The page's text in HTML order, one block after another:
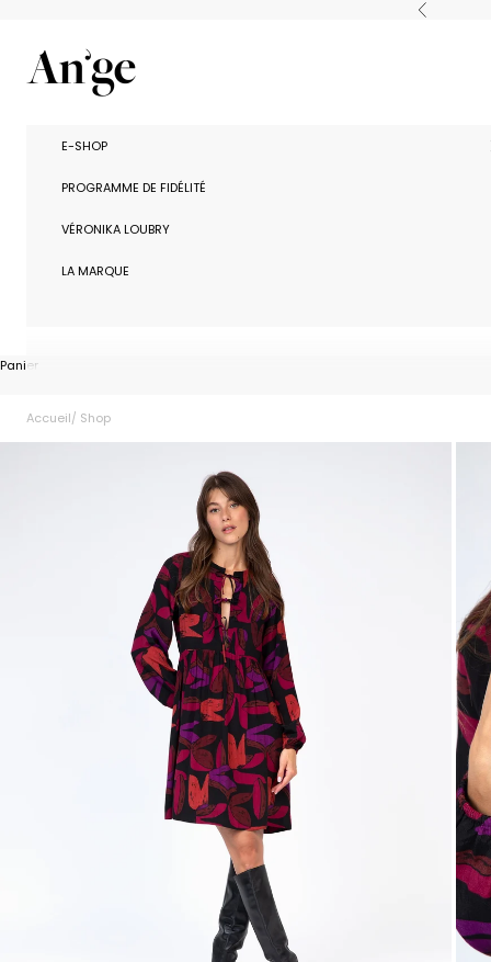
Précédent
Ange Paris
E-SHOP
PROGRAMME DE FIDÉLITÉ
VÉRONIKA LOUBRY
LA MARQUE
Panier
Accueil
Shop